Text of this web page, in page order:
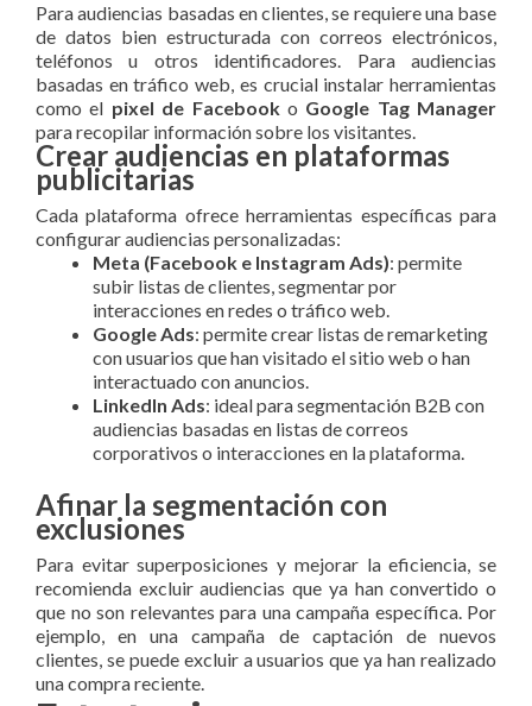
Para audiencias basadas en clientes, se requiere una base
de datos bien estructurada con correos electrónicos,
teléfonos u otros identificadores. Para audiencias
basadas en tráfico web, es crucial instalar herramientas
como el pixel de Facebooko Google Tag Manager
para recopilar información sobre los visitantes.
Crear audiencias en plataformas
publicitarias
Cada plataforma ofrece herramientas específicas para
configurar audiencias personalizadas:
Meta (Facebook e Instagram Ads): permite
subir listas de clientes, segmentar por
interacciones en redes o tráfico web.
Google Ads: permite crear listas de remarketing
con usuarios que han visitado el sitio web o han
interactuado con anuncios.
LinkedIn Ads: ideal para segmentación B2B con
audiencias basadas en listas de correos
corporativos o interacciones en la plataforma.
Afinar la segmentación con
exclusiones
Para evitar superposiciones y mejorar la eficiencia, se
recomienda excluir audiencias que ya han convertido o
que no son relevantes para una campaña específica. Por
ejemplo, en una campaña de captación de nuevos
clientes, se puede excluir a usuarios que ya han realizado
una compra reciente.